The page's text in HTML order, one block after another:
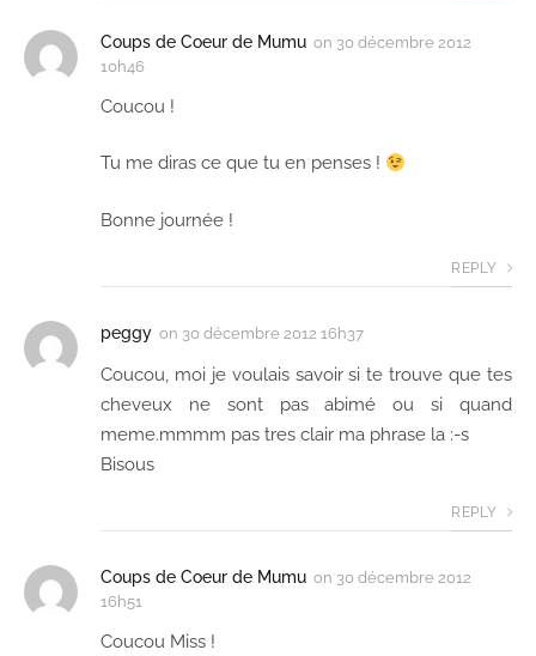
Coups de Coeur de Mumu on 30 décembre 2012
10h46
Coucou !
Tu me diras ce que tu en penses !
Bonne journée !
REPLY
peggy on 30 décembre 2012 16h37
Coucou, moi je voulais savoir si te trouve que tes
cheveux ne sont pas abimé ou si quand
meme.mmmm pas tres clair ma phrase la :-s
Bisous
REPLY
Coups de Coeur de Mumu on 30 décembre 2012
16h51
Coucou Miss !